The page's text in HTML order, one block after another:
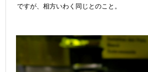
ですが、相方いわく同じとのこと。